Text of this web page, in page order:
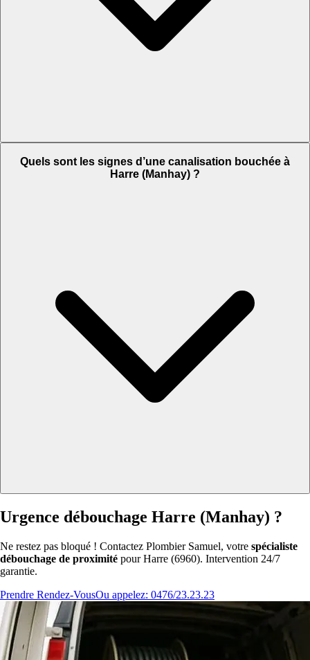
Quels sont les signes d’une canalisation bouchée à
Harre (Manhay) ?
Urgence débouchage Harre (Manhay) ?
Ne restez pas bloqué ! Contactez Plombier Samuel, votre spécialiste
débouchage de proximité pour Harre (6960). Intervention 24/7
garantie.
Prendre Rendez-VousOu appelez: 0476/23.23.23